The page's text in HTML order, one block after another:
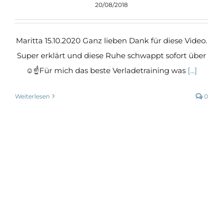
20/08/2018
Maritta 15.10.2020 Ganz lieben Dank für diese Video.
Super erklärt und diese Ruhe schwappt sofort über
☺☝️Für mich das beste Verladetraining was [...]
Weiterlesen 0